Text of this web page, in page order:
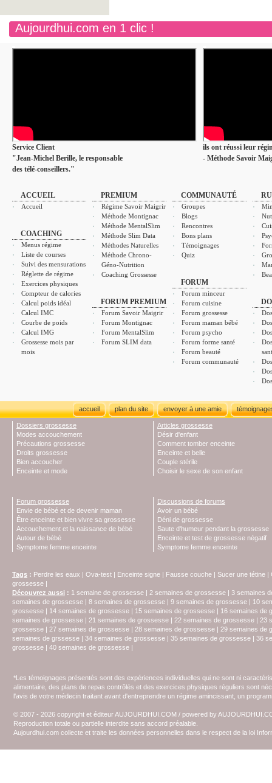
Aujourdhui.com en 1 clic !
Service Client
"Jean-Michel Berille, le responsable
des télé-conseillers."
ils ont réussi leur
- Méthode Savoir
ACCUEIL
Accueil
COACHING
Menus régime
Liste de courses
Suivi des mensurations
Réglette de régime
Exercices physiques
Compteur de calories
Calcul poids idéal
Calcul IMC
Courbe de poids
Calcul IMG
Grossesse mois par
mois
PREMIUM
Régime Savoir Maigrir
Méthode Montignac
Méthode MentalSlim
Méthode Slim Data
Méthodes Naturelles
Méthode Chrono-
Géno-Nutrition
Coaching Grossesse
FORUM PREMIUM
Forum Savoir Maigrir
Forum Montignac
Forum MentalSlim
Forum SLIM data
COMMUNAUTÉ
Groupes
Blogs
Rencontres
Bons plans
Témoignages
Quiz
FORUM
Forum minceur
Forum cuisine
Forum grossesse
Forum maman bébé
Forum psycho
Forum forme santé
Forum beauté
Forum communauté
accueil plan du site envoyer à une amie
Dossiers grossesse
Modes accouchement
Précautions grossesse
Droits grossesse
Bien accoucher
Enceinte et mode
Articles grossesse
Désir d'enfant
Comment tomber enceinte
Enceinte et belle
Couple stérile
Choisir le sexe de son enfant
Forum grossesse
Envie de bébé et de devenir maman
Être enceinte et bien vivre sa grossesse
Accouchement et la naissance de bébé
Autour de bébé
Symptome femme enceinte
Discussions de forums
Avoir un bébé
Déni de grossesse
Saute d'humeur pendant la grossesse
Enceinte et test de grossesse négatif
Symptome femme enceinte
Tags : Perdre les eaux | Ova-test | Enceinte signe | Fausse couche | Sucer une tétine |
grossesse |
Découvrez aussi : 1 semaine de grossesse | 2 semaines de grossesse | 3 semaines
semaines de grossesse | 8 semaines de grossesse | 9 semaines de grossesse | 10
grossesse | 14 semaines de grossesse | 15 semaines de grossesse | 16 semaines de
semaines de grossesse | 21 semaines de grossesse | 22 semaines de grossesse | 23
grossesse | 27 semaines de grossesse | 28 semaines de grossesse | 29 semaines de
semaines de grssesse | 34 semaines de grossesse | 35 semaines de grossesse | 36
grossesse | 40 semaines de grossesse |
*Les témoignages présentés sont des expériences individuelles qui ne sont ni
alimentaire, des plans de repas contrôlés et des exercices physiques réguliers sont
l'avis de votre médecin traitant avant d'entreprendre un régime amincissant, un
© 2007 - 2026 copyright et éditeur AUJOURDHUI.COM / powered by
Reproduction totale ou partielle interdite sans accord préalable.
Aujourdhui.com collecte et traite les données personnelles dans le respect de la loi